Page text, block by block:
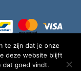
te zijn dat je onze
deze website blijft
dat goed vindt.